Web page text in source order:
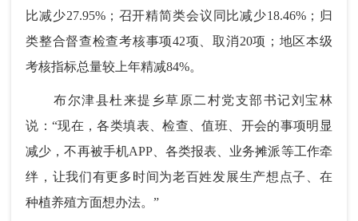
比减少27.95%；召开精简类会议同比减少18.46%；归
类整合督查检查考核事项42项、取消20项；地区本级
考核指标总量较上年精减84%。
布尔津县杜来提乡草原二村党支部书记刘宝林
说：“现在，各类填表、检查、值班、开会的事项明显
减少，不再被手机APP、各类报表、业务摊派等工作牵
绊，让我们有更多时间为老百姓发展生产想点子、在
种植养殖方面想办法。”